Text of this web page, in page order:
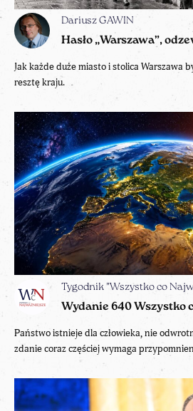
Dariusz GAWIN
Hasło „Warszawa”,
Jak każde duże miasto i stolica Warszawa
resztę kraju.
Tygodnik "Wszystko co
Wydanie 640 Wszystko
Państwo istnieje dla człowieka, nie
zdanie coraz częściej wymaga